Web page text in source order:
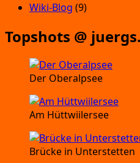
Wiki-Blog (9)
Topshots @
Der Oberalpsee
Am Hüttwiilersee
Brücke in Unterstetten